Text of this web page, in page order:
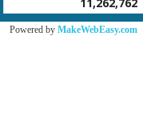
Powered by MakeWebEasy.com